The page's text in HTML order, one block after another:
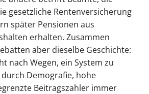
gesetzliche Rentenversicherung
später Pensionen aus
erhalten. Zusammen
aber dieselbe Geschichte:
nach Wegen, ein System zu
Demografie, hohe
Beitragszahler immer